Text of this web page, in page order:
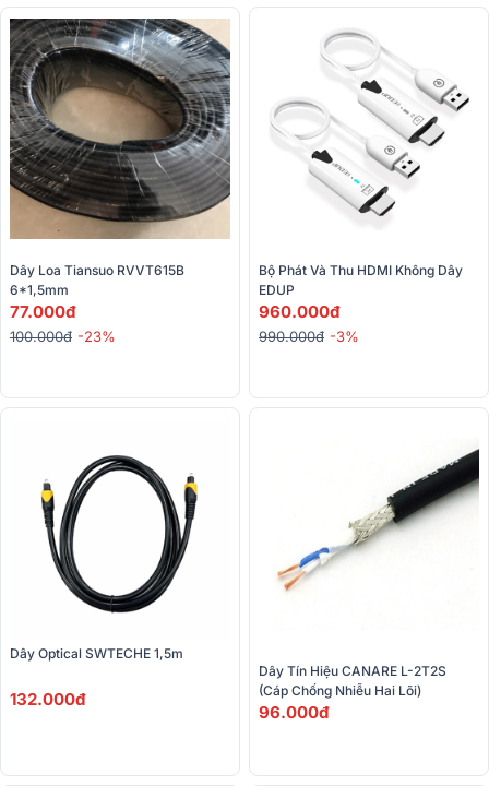
Dây Loa Tiansuo RVVT615B
6*1,5mm
77.000đ
100.000đ -23%
Bộ Phát Và Thu HDMI Không Dây
EDUP
960.000đ
990.000đ -3%
132.000đ
Dây Tín Hiệu CANARE L-2T2S
(Cáp Chống Nhiễu Hai Lõi)
96.000đ